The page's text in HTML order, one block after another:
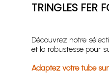
TRINGLES FER
Découvrez notre
et la robustesse pour
Adaptez votre tube